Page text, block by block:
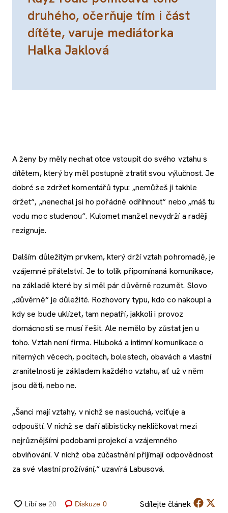
druhého, očerňuje tím i část
dítěte, varuje mediátorka
Halka Jaklová
A ženy by měly nechat otce vstoupit do svého vztahu s
dítětem, který by měl postupně ztratit svou výlučnost. Je
dobré se zdržet komentářů typu: „nemůžeš ji takhle
držet“, „nenechal jsi ho pořádně odříhnout“ nebo „máš tu
vodu moc studenou“. Kulomet manžel nevydrží a raději
rezignuje.
Dalším důležitým prvkem, který drží vztah pohromadě, je
vzájemné přátelství. Je to tolik připomínaná komunikace,
na základě které by si měl pár důvěrně rozumět. Slovo
„důvěrně“ je důležité. Rozhovory typu, kdo co nakoupí a
kdy se bude uklízet, tam nepatří, jakkoli i provoz
domácnosti se musí řešit. Ale nemělo by zůstat jen u
toho. Vztah není firma. Hluboká a intimní komunikace o
niterných věcech, pocitech, bolestech, obavách a vlastní
zranitelnosti je základem každého vztahu, ať už v něm
jsou děti, nebo ne.
„Šanci mají vztahy, v nichž se naslouchá, vciťuje a
odpouští. V nichž se daří alibisticky nekličkovat mezi
nejrůznějšími podobami projekcí a vzájemného
obviňování. V nichž oba zúčastnění přijímají odpovědnost
za své vlastní prožívání,“ uzavírá Labusová.
Diskuze 0 Sdílejte článek